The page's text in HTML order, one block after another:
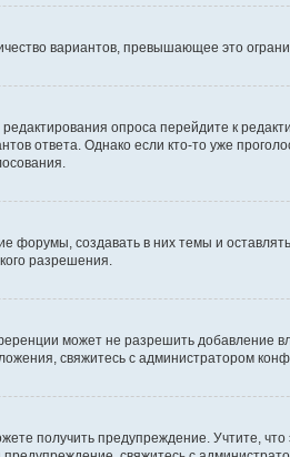
вариантов, превышающее это
опроса перейдите к
ответа. Однако если кто-то уже
создавать в них темы и
разрешения.
может не разрешить добавление
свяжитесь с администратором
получить предупреждение. Учтите,